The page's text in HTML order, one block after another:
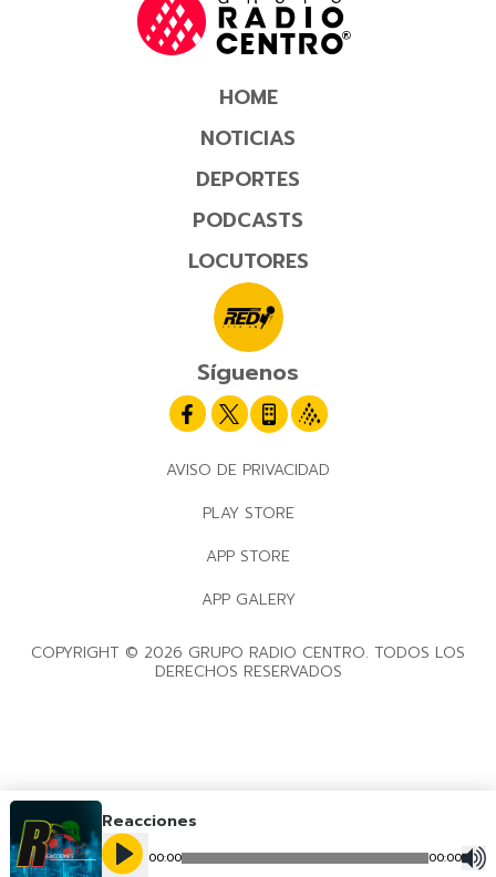
HOME
NOTICIAS
DEPORTES
PODCASTS
LOCUTORES
Síguenos
AVISO DE PRIVACIDAD
PLAY STORE
APP STORE
APP GALERY
COPYRIGHT © 2026 GRUPO RADIO CENTRO. TODOS LOS
DERECHOS RESERVADOS
Reacciones
00:00 00:00